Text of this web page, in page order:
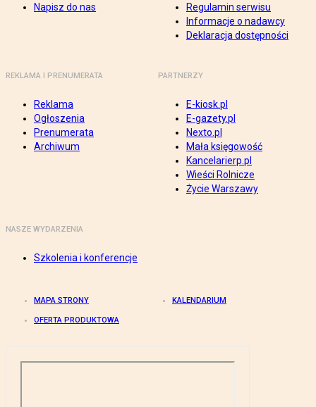
Napisz do nas
Regulamin serwisu
Informacje o nadawcy
Deklaracja dostępności
REKLAMA I PRENUMERATA
Reklama
Ogłoszenia
Prenumerata
Archiwum
PARTNERZY
E-kiosk.pl
E-gazety.pl
Nexto.pl
Mała księgowość
Kancelarierp.pl
Wieści Rolnicze
Życie Warszawy
NASZE WYDARZENIA
Szkolenia i konferencje
MAPA STRONY KALENDARIUM
OFERTA PRODUKTOWA